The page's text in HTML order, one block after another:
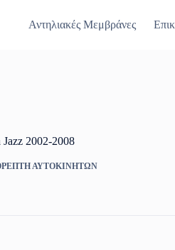
Αντηλιακές Μεμβράνες
2002-2008
ΑΥΤΟΚΙΝΗΤΩΝ